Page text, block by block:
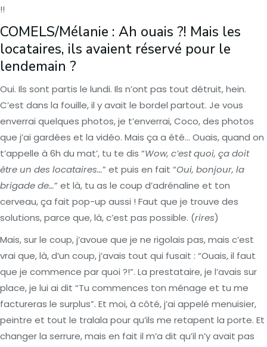
!!
COMELS/Mélanie : Ah ouais ?! Mais les
locataires, ils avaient réservé pour le
lendemain ?
Oui. Ils sont partis le lundi. Ils n’ont pas tout détruit, hein.
C’est dans la fouille, il y avait le bordel partout. Je vous
enverrai quelques photos, je t’enverrai, Coco, des photos
que j’ai gardées et la vidéo. Mais ça a été… Ouais, quand on
t’appelle à 6h du mat’, tu te dis “Wow, c’est quoi, ça doit
être un des locataires…” et puis en fait “Oui, bonjour, la
brigade de…” et là, tu as le coup d’adrénaline et ton
cerveau, ça fait pop-up aussi ! Faut que je trouve des
solutions, parce que, là, c’est pas possible. (rires)
Mais, sur le coup, j’avoue que je ne rigolais pas, mais c’est
vrai que, là, d’un coup, j’avais tout qui fusait : “Ouais, il faut
que je commence par quoi ?!”. La prestataire, je l’avais sur
place, je lui ai dit “Tu commences ton ménage et tu me
factureras le surplus”. Et moi, à côté, j’ai appelé menuisier,
peintre et tout le tralala pour qu’ils me retapent la porte. Et
changer la serrure, mais en fait il m’a dit qu’il n’y avait pas